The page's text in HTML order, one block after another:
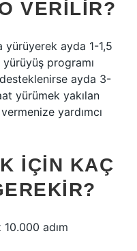
VERILIR?
ayda 1-1,5
programı
ayda 3-
yürümek yakılan
yardımcı
IÇIN KAÇ
adım